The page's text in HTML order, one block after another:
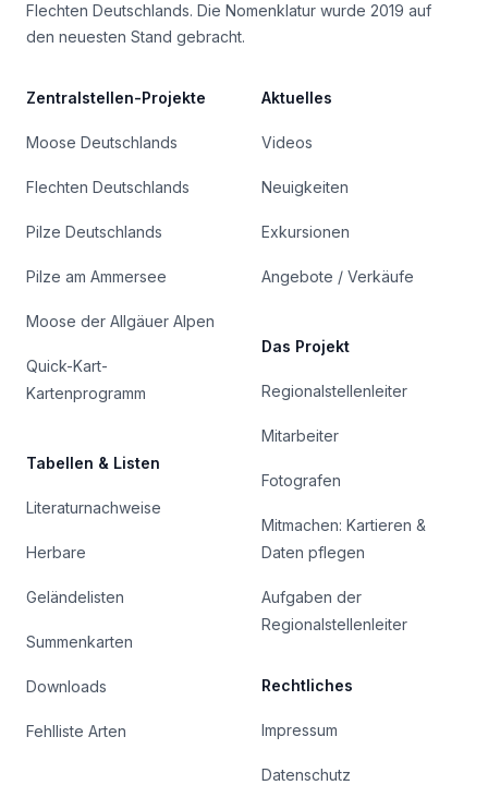
Flechten Deutschlands. Die Nomenklatur wurde 2019 auf
den neuesten Stand gebracht.
Zentralstellen-Projekte
Moose Deutschlands
Flechten Deutschlands
Pilze Deutschlands
Pilze am Ammersee
Moose der Allgäuer Alpen
Quick-Kart-
Kartenprogramm
Tabellen & Listen
Literaturnachweise
Herbare
Geländelisten
Summenkarten
Downloads
Fehlliste Arten
Aktuelles
Videos
Neuigkeiten
Exkursionen
Angebote / Verkäufe
Das Projekt
Regionalstellenleiter
Mitarbeiter
Fotografen
Mitmachen: Kartieren &
Daten pflegen
Aufgaben der
Regionalstellenleiter
Rechtliches
Impressum
Datenschutz